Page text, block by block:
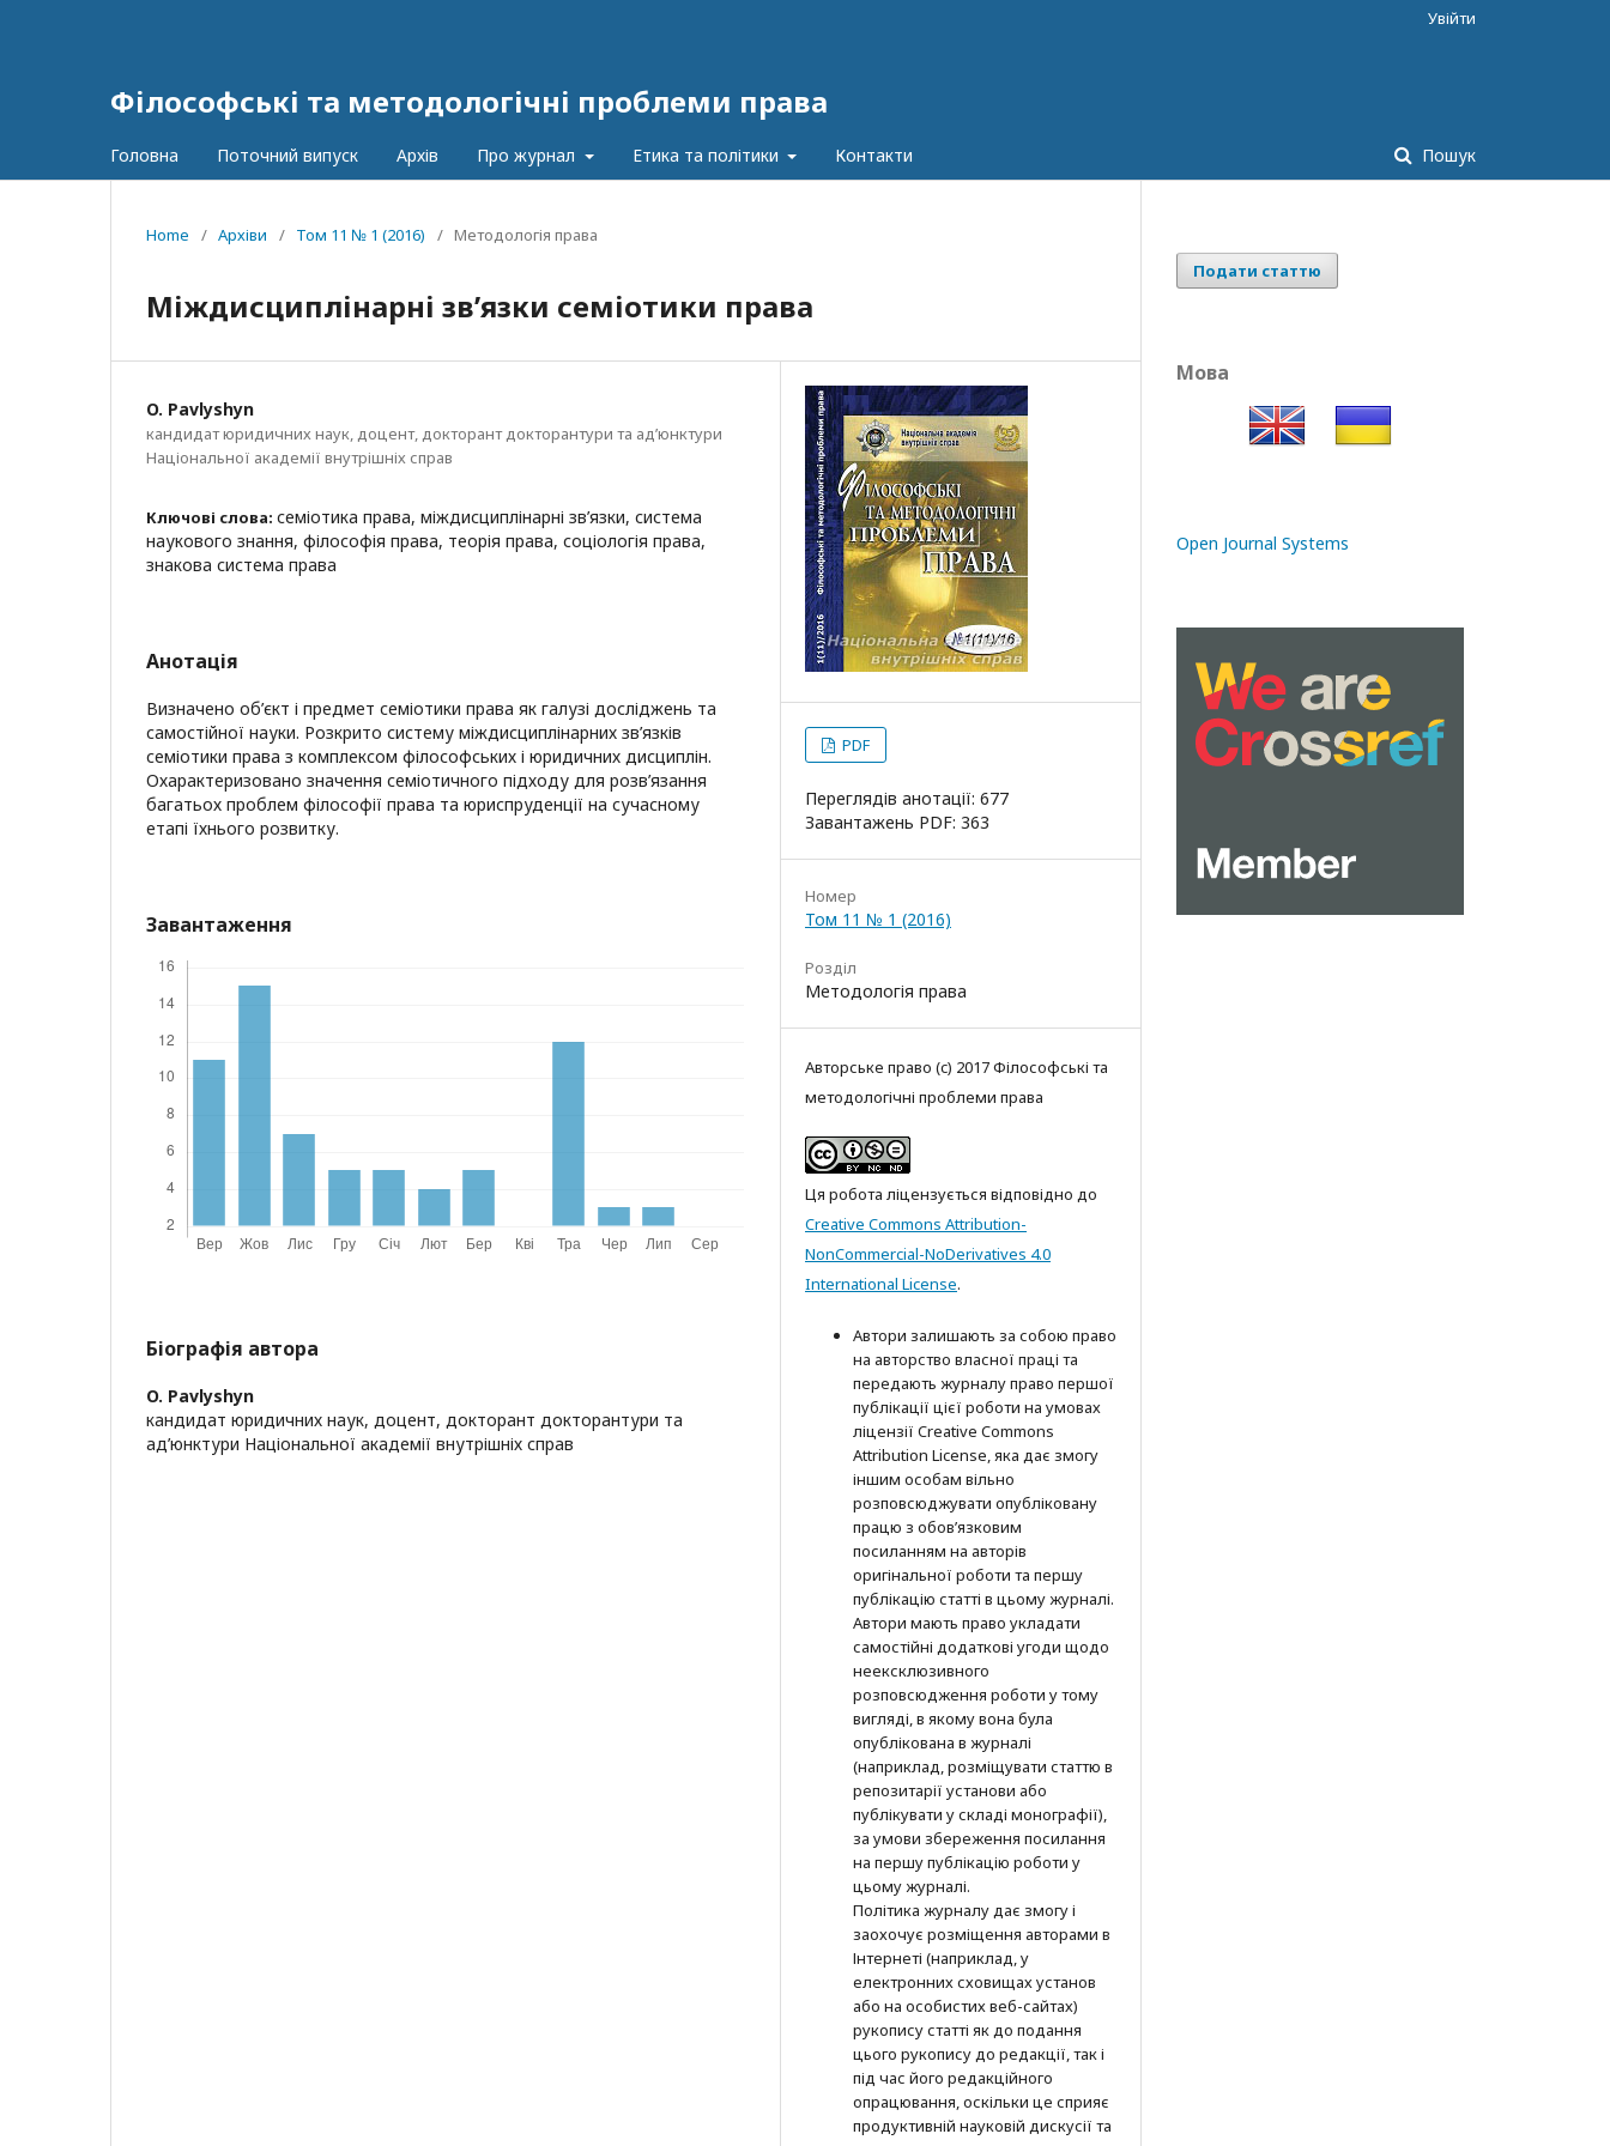
Філософські та методологічні проблеми права
Головна Поточний випуск Архів Про журнал Етика та політики Контакти Пошук
Увійти
Home / Архіви / Том 11 № 1 (2016) / Методологія права
Міждисциплінарні зв’язки семіотики права
O. Pavlyshyn
кандидат юридичних наук, доцент, докторант докторантури та ад’юнктури
Національної академії внутрішніх справ
Ключові слова: семіотика права, міждисциплінарні зв’язки, система
наукового знання, філософія права, теорія права, соціологія права,
знакова система права
Анотація
Визначено об’єкт і предмет семіотики права як галузі досліджень та
самостійної науки. Розкрито систему міждисциплінарних зв’язків
семіотики права з комплексом філософських і юридичних дисциплін.
Охарактеризовано значення семіотичного підходу для розв’язання
багатьох проблем філософії права та юриспруденції на сучасному
етапі їхнього розвитку.
Завантаження
Біографія автора
O. Pavlyshyn
кандидат юридичних наук, доцент, докторант докторантури та
ад’юнктури Національної академії внутрішніх справ
PDF
Переглядів анотації: 677
Завантажень PDF: 363
Номер
Том 11 № 1 (2016)
Розділ
Методологія права
Авторське право (c) 2017 Філософські та
методологічні проблеми права
Ця робота ліцензується відповідно до
Creative Commons Attribution-
NonCommercial-NoDerivatives 4.0
International License.
Автори залишають за собою право
на авторство власної праці та
передають журналу право першої
публікації цієї роботи на умовах
ліцензії Creative Commons
Attribution License, яка дає змогу
іншим особам вільно
розповсюджувати опубліковану
працю з обов’язковим
посиланням на авторів
оригінальної роботи та першу
публікацію статті в цьому журналі.
Автори мають право укладати
самостійні додаткові угоди щодо
неексклюзивного
розповсюдження роботи у тому
вигляді, в якому вона була
опублікована в журналі
(наприклад, розміщувати статтю в
репозитарії установи або
публікувати у складі монографії),
за умови збереження посилання
на першу публікацію роботи у
цьому журналі.
Політика журналу дає змогу і
заохочує розміщення авторами в
Інтернеті (наприклад, у
електронних сховищах установ
або на особистих веб-сайтах)
рукопису статті як до подання
цього рукопису до редакції, так і
під час його редакційного
опрацювання, оскільки це сприяє
продуктивній науковій дискусії та
Подати статтю
Мова
Open Journal Systems